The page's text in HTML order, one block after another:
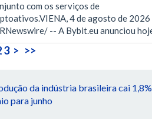
com os serviços de
4 de agosto de 2026
-- A Bybit.eu anunciou
3 > >>
da indústria brasileira cai
para junho